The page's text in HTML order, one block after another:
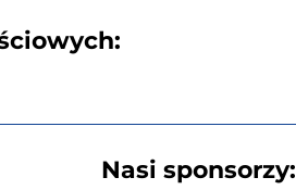
Nasi sponsorzy: